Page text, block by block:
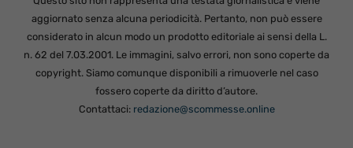
aggiornato senza alcuna periodicità. Pertanto, non può essere
considerato in alcun modo un prodotto editoriale ai sensi della L.
n. 62 del 7.03.2001. Le immagini, salvo errori, non sono coperte da
copyright. Siamo comunque disponibili a rimuoverle nel caso
fossero coperte da diritto d’autore.
Contattaci: redazione@scommesse.online